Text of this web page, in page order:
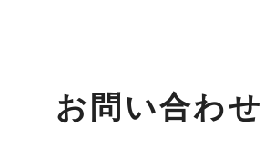
お問い合わせ